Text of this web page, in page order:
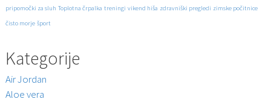
pripomočki za sluh Toplotna črpalka treningi vikend hiša zdravniški pregledi zimske počitnice
čisto morje šport
Kategorije
Air Jordan
Aloe vera